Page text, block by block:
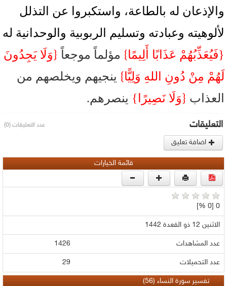
والإذعان له بالطاعة، واستكبروا عن التذلل
لألوهيته وعبادته وتسليم الربوبية والوحدانية له
{فَيُعَذِّبُهُمْ عَذَابًا أَلِيمًا} مؤلماً موجعاً {وَلَا يَجِدُونَ
لَهُمْ مِنْ دُونِ اللهِ وَلِيًّا} ينجيهم ويخلصهم من
العذاب {وَلَا نَصِيرًا} ينصرهم.
التعليقات عدد التعليقات (0)
اضافة تعليق
قائمة الخيارات
0 [0 %]
الاثنين 12 ذو القعدة 1442
عدد المشاهدات 1426
عدد التحميلات 29
تفسير سورة النساء (56)